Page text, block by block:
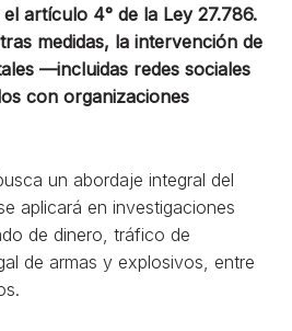
artículo 4° de la Ley 27.786.
medidas, la intervención de
—incluidas redes sociales
con organizaciones
un abordaje integral del
aplicará en investigaciones
de dinero, tráfico de
de armas y explosivos, entre